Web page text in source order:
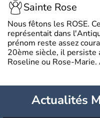
Sainte Rose
Nous fêtons les ROSE.
représentait dans
prénom reste assez
20ème siècle, il persiste
Roseline ou Rose-
Actualités